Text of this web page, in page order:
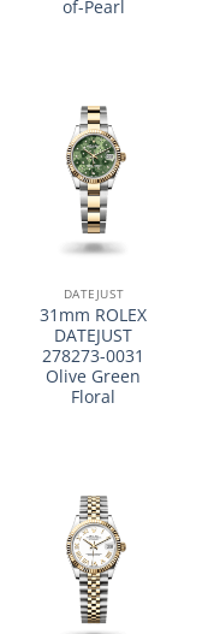
of-Pearl
DATEJUST
31mm ROLEX
DATEJUST
278273-0031
Olive Green
Floral